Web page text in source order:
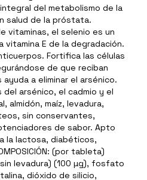
del metabolismo de la
salud de la próstata.
vitaminas, el selenio es un
E de la degradación.
Fortifica las células
de que reciban
a eliminar el arsénico.
arsénico, el cadmio y el
almidón, maíz, levadura,
sin conservantes,
de sabor. Apto
la lactosa, diabéticos,
(por tableta)
levadura) (100 µg), fosfato
dióxido de silicio,